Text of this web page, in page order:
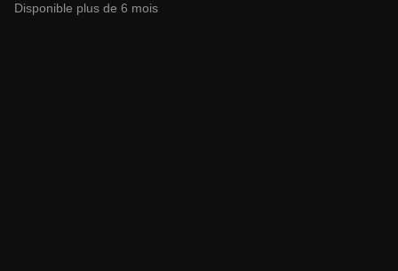
Disponible plus de 6 mois